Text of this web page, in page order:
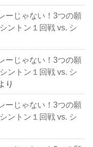
ーじゃない！3つの願
ントン１回戦 vs. シ
ーじゃない！3つの願
ントン１回戦 vs. シ
り
ーじゃない！3つの願
ントン１回戦 vs. シ